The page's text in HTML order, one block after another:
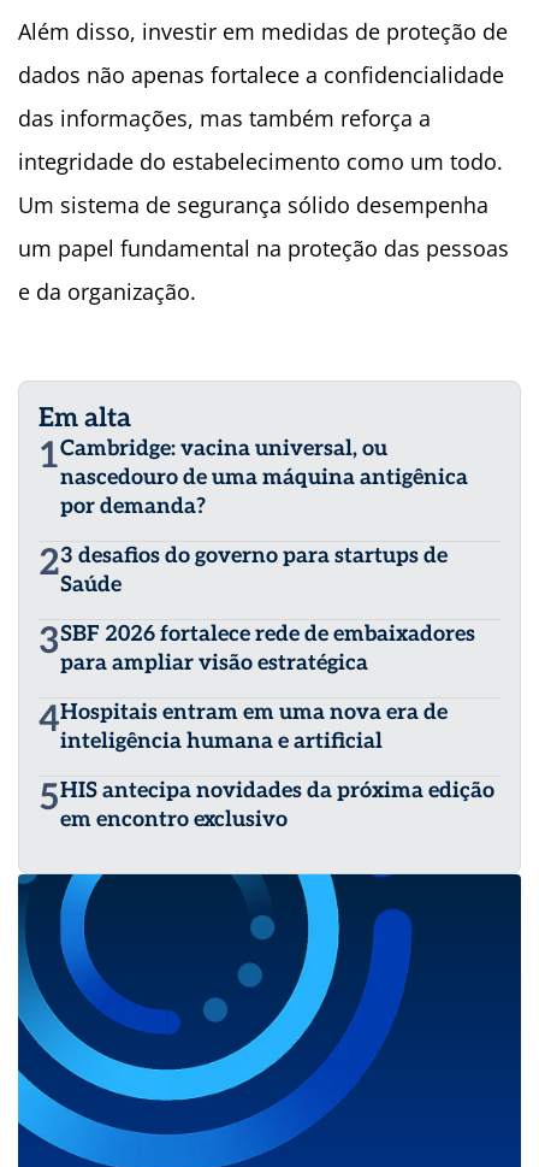
Além disso, investir em medidas de proteção de
dados não apenas fortalece a confidencialidade
das informações, mas também reforça a
integridade do estabelecimento como um todo.
Um sistema de segurança sólido desempenha
um papel fundamental na proteção das pessoas
e da organização.
Em alta
1Cambridge: vacina universal, ou
nascedouro de uma máquina antigênica
por demanda?
23 desafios do governo para startups de
Saúde
3SBF 2026 fortalece rede de embaixadores
para ampliar visão estratégica
4Hospitais entram em uma nova era de
inteligência humana e artificial
5HIS antecipa novidades da próxima edição
em encontro exclusivo